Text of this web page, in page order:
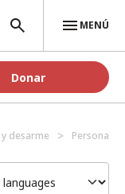
MENÚ
Donar
desarme Personas